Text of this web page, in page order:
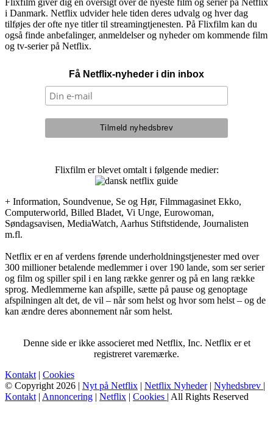
i Danmark. Netflix udvider hele tiden deres udvalg og hver dag
tilføjes der ofte nye titler til streamingtjenesten. På Flixfilm kan du
også finde anbefalinger, anmeldelser og nyheder om kommende film
og tv-serier på Netflix.
Få Netflix-nyheder i din inbox
Flixfilm er blevet omtalt i følgende medier:
+ Information, Soundvenue, Se og Hør, Filmmagasinet Ekko,
Computerworld, Billed Bladet, Vi Unge, Eurowoman,
Søndagsavisen, MediaWatch, Aarhus Stiftstidende, Journalisten
m.fl.
Netflix er en af verdens førende underholdningstjenester med over
300 millioner betalende medlemmer i over 190 lande, som ser serier
og film og spiller spil i en lang række genrer og på en lang række
sprog. Medlemmerne kan afspille, sætte på pause og genoptage
afspilningen alt det, de vil – når som helst og hvor som helst – og de
kan ændre deres abonnement når som helst.
Denne side er ikke associeret med Netflix, Inc. Netflix er et
registreret varemærke.
Kontakt | Cookies
© Copyright 2026 | Nyt på Netflix | Netflix Nyheder| Nyhedsbrev |
Kontakt | Annoncering | Netflix | Cookies | All Rights Reserved